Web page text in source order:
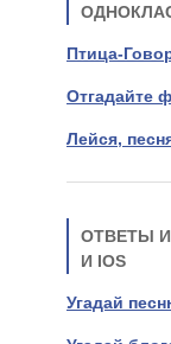
Птица-
Отгадайте
Лейся,
ОТВЕТЫ И
И IOS
Угадай